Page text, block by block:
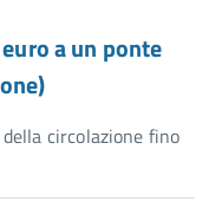
a un ponte
circolazione fino